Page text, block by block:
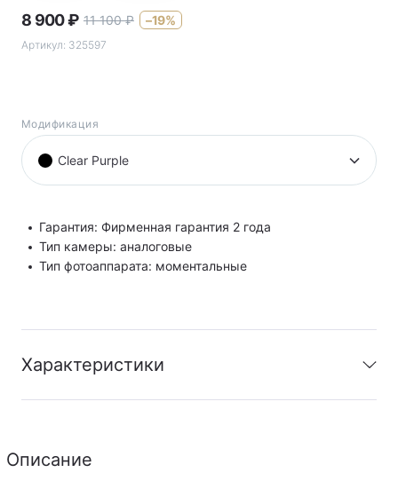
8 900₽ 11 100 ₽ –19%
Артикул: 325597
Модификация
Clear Purple
Гарантия: Фирменная гарантия 2 года
Тип камеры: аналоговые
Тип фотоаппарата: моментальные
Характеристики
Тип камеры
Описание